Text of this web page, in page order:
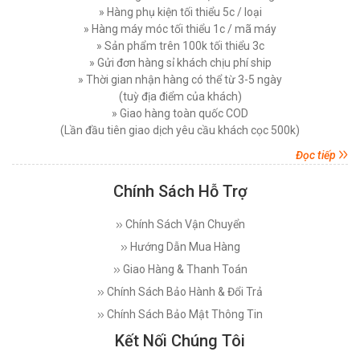
Thứ năm, 08/01/2026
Hướng Dẫn Thay Lưỡi Dao Máy Cắt Vải Đứng
Hiệu Quả Đúng Cách
Thứ bảy, 03/01/2026
So Sánh Máy Cắt Vải Dùng Điện Và Dùng Pin -
Nên chọn Loại Nào ?
Thứ ba, 30/12/2025
Máy Cắt Chỉ Thừa Là Gì? Cấu Tạo Và Nguyên Lý
Thứ tư, 24/12/2025
Top 3 Địa Chỉ Cung Cấp Máy Cắt Vải Uy Tín
Nhất Thị Trường Hiện Nay
Thứ bảy, 20/12/2025
Bí Quyết Bảo Dưỡng Máy Cắt Vải Đúng Cách
Hiệu Quả
Tiêu Chí Lựa Chọn Máy Cắt Vải Cầm Tay Chất
Lượng Phù Hợp
SUẤT 350 W
Đăng nhập để xem giá sỉ
Giá bán lẻ:
2.400.000đ
MÁY CẮT VẢI TAY CẦM CHẠY PIN CHEERING
RCS-125B 5 TỐC ĐỘ CẮT VẢI
BỘ)
Đăng nhập để xem giá sỉ
Giá bán lẻ:
3.850.000đ
MÁY CẮT VẢI ĐẦU BÀN LEJIANG YJ-108D (
Đăng nhập để xem giá sỉ
Chính Sách Hỗ Trợ
Chính Sách Vận Chuyển
Hướng Dẫn Mua Hàng
Giao Hàng & Thanh Toán
Chính Sách Bảo Hành & Đổi Trả
Chính Sách Bảo Mật Thông Tin
» Hàng phụ kiện tối thiểu 5c / loại
» Hàng máy móc tối thiểu 1c / mã máy
» Sản phẩm trên 100k tối thiểu 3c
» Gửi đơn hàng sỉ khách chịu phí ship
» Thời gian nhận hàng có thể từ 3-5 ngày
(tuỳ địa điểm của khách)
» Giao hàng toàn quốc COD
(Lần đầu tiên giao dịch yêu cầu khách cọc 500k)
Đọc tiếp
Kết Nối Chúng Tôi